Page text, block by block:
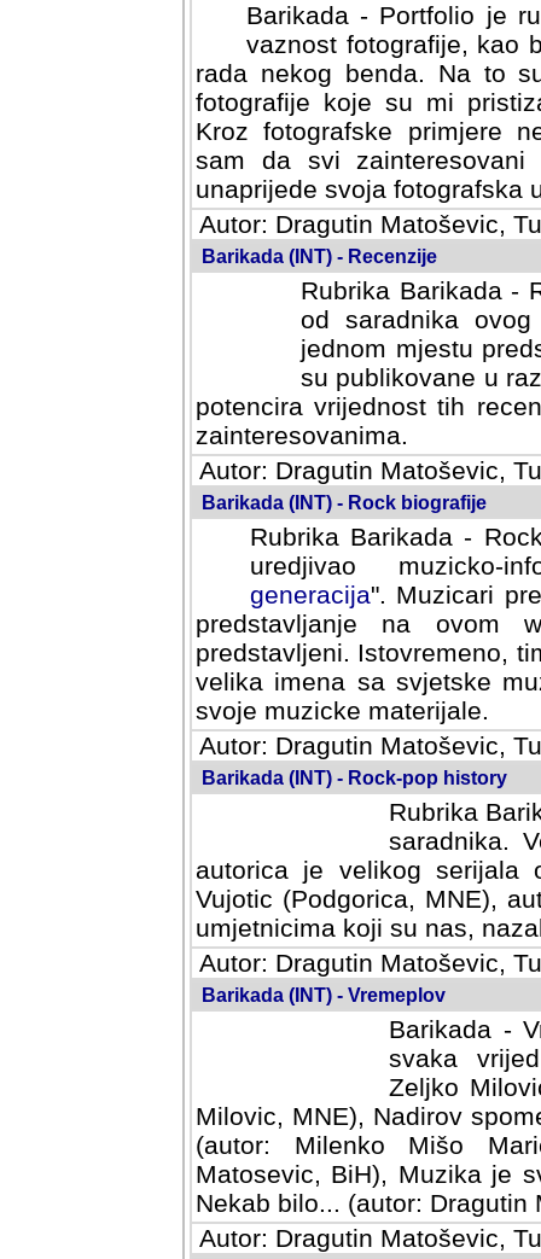
Barikada - Portfolio je
vaznost fotografije, kao
rada nekog benda. Na to
fotografije koje su mi
fotografske primjere
svi zainteresovani
svoja fotografska umijeca.
Autor: Dragutin Matoševic,
Barikada (INT) - Recenzije
Rubrika Barikada -
od saradnika
jednom mjestu
su publikovane u
potencira vrijednost tih
zainteresovanima.
Autor: Dragutin Matoševic,
Barikada (INT) - Rock biografije
Rubrika Barikada -
uredjivao muzicko-
Muzicari predstavljeni u
na ovom web portalu
Istovremeno, tim nacinom
sa svjetske muzicke scene
materijale.
Autor: Dragutin Matoševic,
Barikada (INT) - Rock-pop history
Rubrika
saradnika.
autorica je velikog serijala
Vujotic (Podgorica, MNE),
umjetnicima koji su nas,
Autor: Dragutin Matoševic,
Barikada (INT) - Vremeplov
Barikada -
svaka
Milovic,
MNE), Nadirov spomenar
Milenko Mišo Maric, UK),
Muzika je svirala (autor:
(autor: Dragutin Matosevic,
Autor: Dragutin Matoševic,